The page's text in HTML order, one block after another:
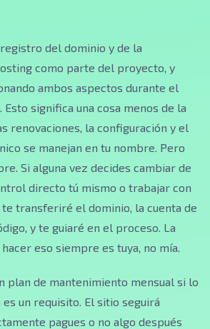
del dominio y de la
como parte del proyecto, y
ambos aspectos durante el
significa una cosa menos de la
renovaciones, la configuración y el
se manejan en tu nombre. Pero
Si alguna vez decides cambiar de
directo tú mismo o trabajar con
transferiré el dominio, la cuenta de
y te guiaré en el proceso. La
eso siempre es tuya, no mía.
plan de mantenimiento mensual si lo
es un requisito. El sitio seguirá
pagues o no algo después